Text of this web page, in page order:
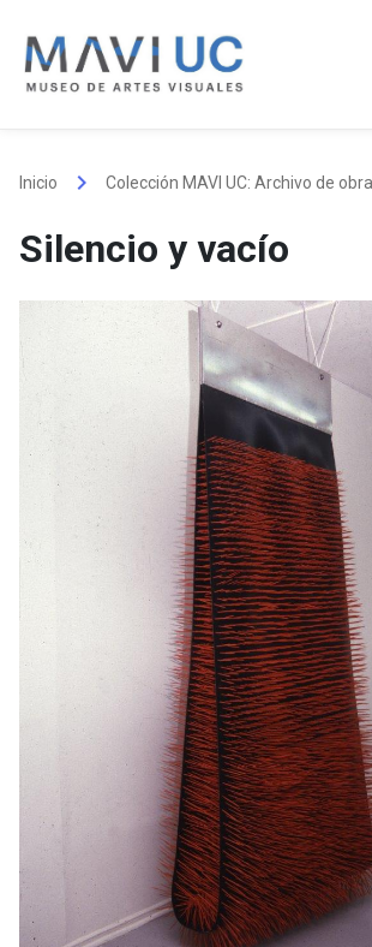
content
Inicio keyboard_arrow_right Colección MAVI UC: Archivo de
Silencio y vacío